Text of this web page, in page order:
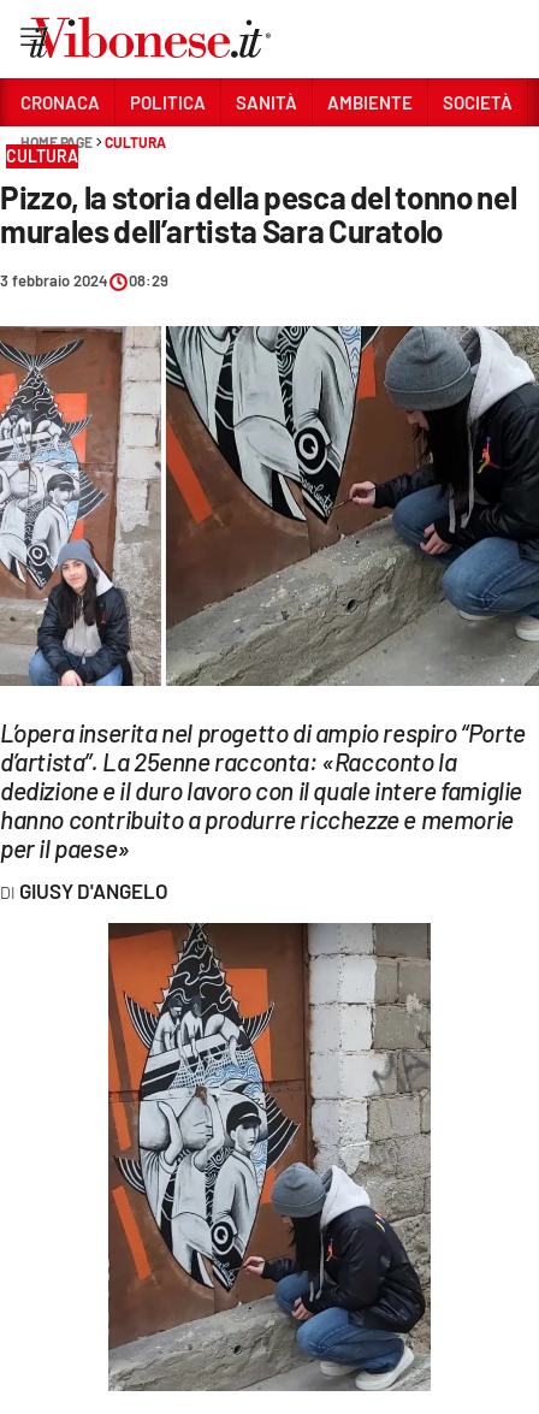
Sezioni
CRONACA
POLITICA
SANITÀ
AMBIENTE
SOCIETÀ
CULTURA
ECONOMIA E LAVORO
EVENTI
SPORT
Streaming
LAC NETWORK
LAC ONAIR
LaC
LACPLAY.IT
LACONAIR.IT
LACITYMAG.IT
ILREGGINO.IT
COSENZACHANNEL.IT
ILVIBONESE.IT
CATANZAROCHANNEL.IT
LACAPITALENEWS.IT
CRONACA POLITICA SANITÀ AMBIENTE SOCIETÀ
HOME PAGE CULTURA
CULTURA
Pizzo, la storia della pesca del tonno nel
murales dell’artista Sara Curatolo
3 febbraio 2024 08:29
L’opera inserita nel progetto di ampio respiro “Porte
d’artista”. La 25enne racconta: «Racconto la
dedizione e il duro lavoro con il quale intere famiglie
hanno contribuito a produrre ricchezze e memorie
per il paese»
GIUSY D'ANGELO